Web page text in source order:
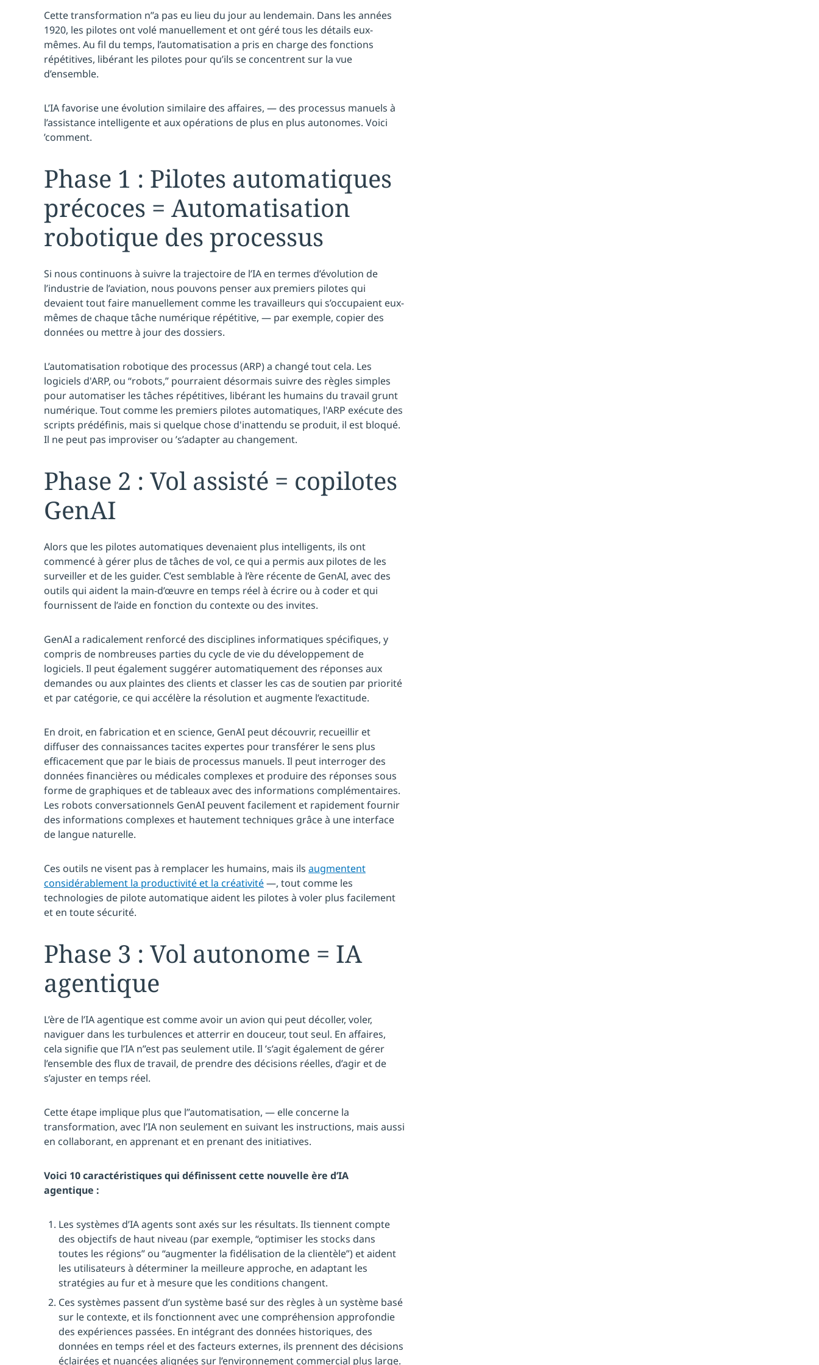
Cette transformation n’’a pas eu lieu du jour au lendemain. Dans les années
1920, les pilotes ont volé manuellement et ont géré tous les détails eux-
mêmes. Au fil du temps, l’automatisation a pris en charge des fonctions
répétitives, libérant les pilotes pour qu’ils se concentrent sur la vue
d’ensemble.
L’IA favorise une évolution similaire des affaires, — des processus manuels à
l’assistance intelligente et aux opérations de plus en plus autonomes. Voici
’comment.
Phase 1 : Pilotes automatiques
précoces = Automatisation
robotique des processus
Si nous continuons à suivre la trajectoire de l’IA en termes d’évolution de
l’industrie de l’aviation, nous pouvons penser aux premiers pilotes qui
devaient tout faire manuellement comme les travailleurs qui s’occupaient eux-
mêmes de chaque tâche numérique répétitive, — par exemple, copier des
données ou mettre à jour des dossiers.
L’automatisation robotique des processus (ARP) a changé tout cela. Les
logiciels d'ARP, ou “robots,” pourraient désormais suivre des règles simples
pour automatiser les tâches répétitives, libérant les humains du travail grunt
numérique. Tout comme les premiers pilotes automatiques, l'ARP exécute des
scripts prédéfinis, mais si quelque chose d'inattendu se produit, il est bloqué.
Il ne peut pas improviser ou ’s’adapter au changement.
Phase 2 : Vol assisté = copilotes
GenAI
Alors que les pilotes automatiques devenaient plus intelligents, ils ont
commencé à gérer plus de tâches de vol, ce qui a permis aux pilotes de les
surveiller et de les guider. C’est semblable à l’ère récente de GenAI, avec des
outils qui aident la main-d’œuvre en temps réel à écrire ou à coder et qui
fournissent de l’aide en fonction du contexte ou des invites.
GenAI a radicalement renforcé des disciplines informatiques spécifiques, y
compris de nombreuses parties du cycle de vie du développement de
logiciels. Il peut également suggérer automatiquement des réponses aux
demandes ou aux plaintes des clients et classer les cas de soutien par priorité
et par catégorie, ce qui accélère la résolution et augmente l’exactitude.
En droit, en fabrication et en science, GenAI peut découvrir, recueillir et
diffuser des connaissances tacites expertes pour transférer le sens plus
efficacement que par le biais de processus manuels. Il peut interroger des
données financières ou médicales complexes et produire des réponses sous
forme de graphiques et de tableaux avec des informations complémentaires.
Les robots conversationnels GenAI peuvent facilement et rapidement fournir
des informations complexes et hautement techniques grâce à une interface
de langue naturelle.
Ces outils ne visent pas à remplacer les humains, mais ils augmentent
considérablement la productivité et la créativité—, tout comme les
technologies de pilote automatique aident les pilotes à voler plus facilement
et en toute sécurité.
Phase 3 : Vol autonome = IA
agentique
L’ère de l’IA agentique est comme avoir un avion qui peut décoller, voler,
naviguer dans les turbulences et atterrir en douceur, tout seul. En affaires,
cela signifie que l’IA n’’est pas seulement utile. Il ’s’agit également de gérer
l’ensemble des flux de travail, de prendre des décisions réelles, d’agir et de
s’ajuster en temps réel.
Cette étape implique plus que l’’automatisation, — elle concerne la
transformation, avec l’IA non seulement en suivant les instructions, mais aussi
en collaborant, en apprenant et en prenant des initiatives.
Voici 10 caractéristiques qui définissent cette nouvelle ère d’IA
agentique :
Les systèmes d’IA agents sont axés sur les résultats. Ils tiennent compte
des objectifs de haut niveau (par exemple, “optimiser les stocks dans
toutes les régions” ou “augmenter la fidélisation de la clientèle”) et aident
les utilisateurs à déterminer la meilleure approche, en adaptant les
stratégies au fur et à mesure que les conditions changent.
Ces systèmes passent d’un système basé sur des règles à un système basé
sur le contexte, et ils fonctionnent avec une compréhension approfondie
des expériences passées. En intégrant des données historiques, des
données en temps réel et des facteurs externes, ils prennent des décisions
éclairées et nuancées alignées sur l’environnement commercial plus large.